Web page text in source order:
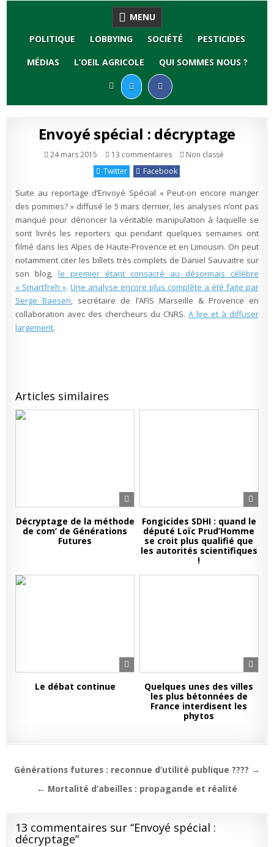
MENU
POLITIQUE
LOBBYING SOCIÉTÉ
PESTICIDES
MÉDIAS
L’OEIL AGRICOLE QUI SOMMES NOUS ?
Envoyé spécial : décryptage
24 mars 2015 13 commentairessur
spécial
:
Publié
Non classé
Twitter
Facebook
Suite au reportage d’Envoyé Spécial « Peut-on encore manger
des pommes? » diffusé le 5 mars dernier, les analyses n’ont pas
manqué pour dénoncer la véritable manipulation à laquelle se
sont livrés les reporters qui pendant quelques semaines ont
filmé dans les Alpes de Haute-Provence et en Limousin. On peut
notamment citer les billets très complets de Daniel Sauvaitre sur
son blog,le premier étant consacré au désormais célèbre
« Smartfreh ».Une analyse encore plus complète a été faite par
Serge Baesen, secrétaire de l’AFIS Marseille & Provence en
collaboration avec des chercheurs du CNRS. A lire et à diffuser
largement.
Articles similaires
Décryptage de la méthode
de com’ de Générations
Futures
Fongicides SDHI : quand le
député Loïc Prud’Homme
se croit plus qualifié que
les autorités scientifiques
!
Le débat continue
Quelques unes des villes
les plus bétonnées de
France interdisent les
phytos
Navigation
Générations futures : reconnue d’utilité publique ???? →
← Mortalité d’abeilles : propagande et réalité
13 commentaires sur “Envoyé spécial :
décryptage”